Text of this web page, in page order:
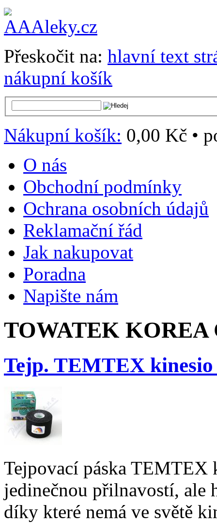
Přeskočit na: hlavní text
nákupní košík
Nákupní košík: 0,00 Kč •
O nás
Obchodní podmínky
Ochrana osobních údajů
Reklamační řád
Jak nakupovat
Poradna
Napište nám
TOWATEK KOREA
Tejp. TEMTEX kinesio
Tejpovací páska TEMTEX
jedinečnou přilnavostí, ale
díky které nemá ve světě